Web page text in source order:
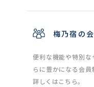
梅乃宿の
便利な機能や特別な
らに豊かになる会員
詳しくはこちら。